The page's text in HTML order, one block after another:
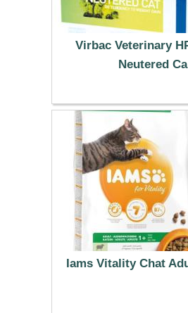
Virbac Veterinary
Neutered
19.99 €
Iams Vitality Chat